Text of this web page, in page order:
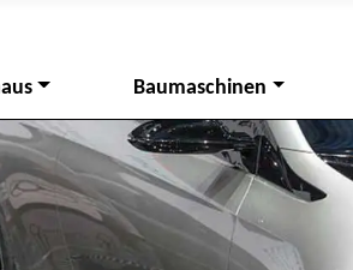
Baumaschinen